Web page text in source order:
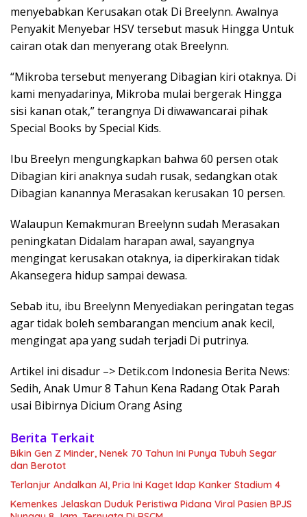
menyebabkan Kerusakan otak Di Breelynn. Awalnya
Penyakit Menyebar HSV tersebut masuk Hingga Untuk
cairan otak dan menyerang otak Breelynn.
“Mikroba tersebut menyerang Dibagian kiri otaknya. Di
kami menyadarinya, Mikroba mulai bergerak Hingga
sisi kanan otak,” terangnya Di diwawancarai pihak
Special Books by Special Kids.
Ibu Breelyn mengungkapkan bahwa 60 persen otak
Dibagian kiri anaknya sudah rusak, sedangkan otak
Dibagian kanannya Merasakan kerusakan 10 persen.
Walaupun Kemakmuran Breelynn sudah Merasakan
peningkatan Didalam harapan awal, sayangnya
mengingat kerusakan otaknya, ia diperkirakan tidak
Akansegera hidup sampai dewasa.
Sebab itu, ibu Breelynn Menyediakan peringatan tegas
agar tidak boleh sembarangan mencium anak kecil,
mengingat apa yang sudah terjadi Di putrinya.
Artikel ini disadur –> Detik.com Indonesia Berita News:
Sedih, Anak Umur 8 Tahun Kena Radang Otak Parah
usai Bibirnya Dicium Orang Asing
Berita Terkait
Bikin Gen Z Minder, Nenek 70 Tahun Ini Punya Tubuh Segar
dan Berotot
Terlanjur Andalkan AI, Pria Ini Kaget Idap Kanker Stadium 4
Kemenkes Jelaskan Duduk Peristiwa Pidana Viral Pasien BPJS